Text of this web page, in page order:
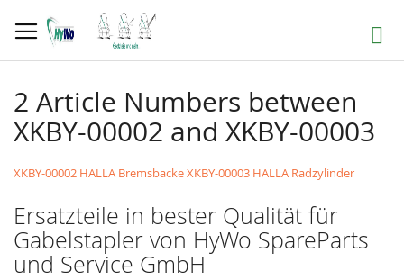
zum
Inhalt
Suche
2 Article Numbers between
XKBY-00002 and XKBY-00003
XKBY-00002 HALLA BremsbackeXKBY-00003 HALLA Radzylinder
Ersatzteile in bester Qualität für
Gabelstapler von HyWo SpareParts
und Service GmbH